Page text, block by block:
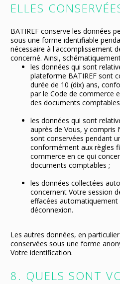
ELLES
BATIREF conserve les données
sous une forme identifiable
nécessaire à l'accomplissement
concerné. Ainsi,
les données qui sont
plateforme BATIREF sont
durée de 10 (dix) ans,
par le Code de commerce
des documents
les données qui sont
auprès de Vous, y compris
sont conservées pendant
conformément aux règles
commerce en ce qui
documents comptables ;
les données collectées
concernent Votre session
effacées
déconnexion.
Les autres données, en
conservées sous une forme
Votre identification.
8. QUELS SONT